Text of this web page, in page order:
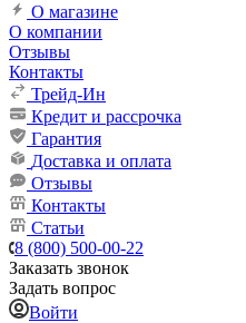
О магазине
О компании
Отзывы
Контакты
Трейд-Ин
Кредит и рассрочка
Гарантия
Доставка и оплата
Отзывы
Контакты
Статьи
8 (800) 500-00-22
Заказать звонок
Задать вопрос
Войти